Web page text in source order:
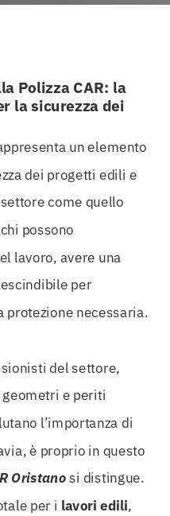
Polizza CAR: la
la sicurezza dei
un elemento
dei progetti edili e
come quello
possono
lavoro, avere una
per
necessaria.
del settore,
e periti
l’importanza di
è proprio in questo
Oristanosi distingue.
per i lavori edili,